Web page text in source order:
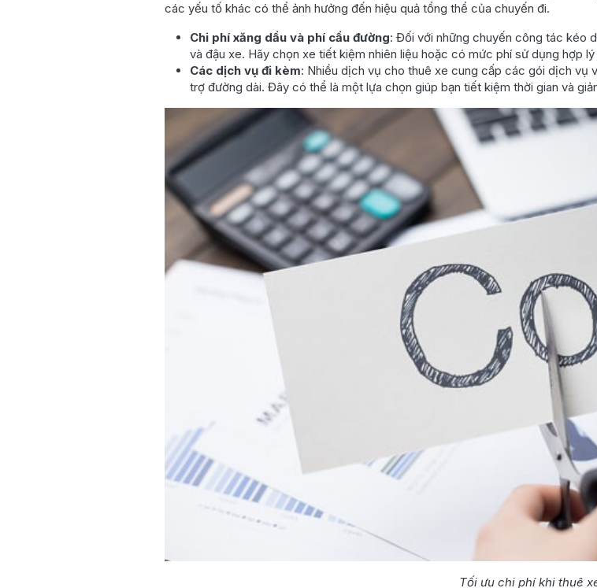
các yếu tố khác có thể ảnh hưởng đến hiệu quả tổng thể của chuyến đi.
Chi phí xăng dầu và phí cầu đường: Đối với những chuyến công tác kéo
và đậu xe. Hãy chọn xe tiết kiệm nhiên liệu hoặc có mức phí sử dụng hợp
Các dịch vụ đi kèm: Nhiều dịch vụ cho thuê xe cung cấp các gói dịch vụ
trợ đường dài. Đây có thể là một lựa chọn giúp bạn tiết kiệm thời gian và
Tối ưu chi phí khi thuê